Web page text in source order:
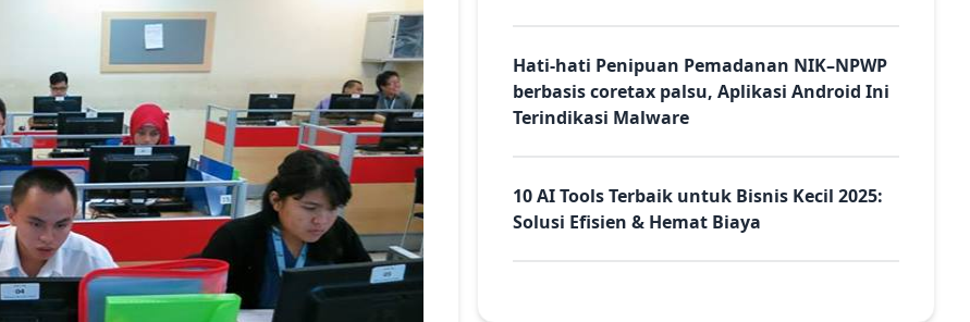
Hati-hati Penipuan Pemadanan NIK–NPWP
berbasis coretax palsu, Aplikasi Android Ini
Terindikasi Malware
10 AI Tools Terbaik untuk Bisnis Kecil 2025:
Solusi Efisien & Hemat Biaya